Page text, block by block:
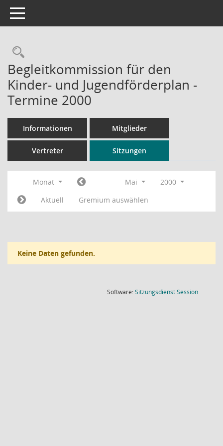
Toggle navigation
Rechercheauswahl
Begleitkommission für den
Kinder- und Jugendförderplan -
Termine 2000
Informationen Mitglieder
Vertreter Sitzungen
Monat Mai
2000
Aktuell
Gremium auswählen
Keine Daten gefunden.
Software:SitzungsdienstSession(Wird in